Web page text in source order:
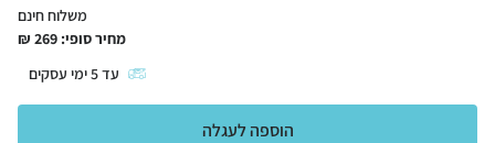
משלוח חינם
מחיר סופי: 269
₪
עד5ימי עסקים
הוספה לעגלה